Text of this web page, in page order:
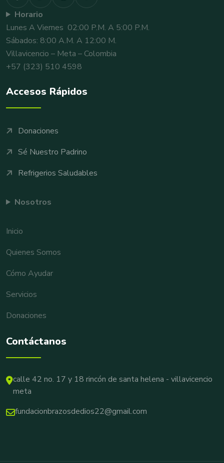
Horario
Lunes A Viernes 02:00 P.m. A 5:00 P.m.
Sábados: 8:00 A.m. A 12:00 M.
Villavicencio – Meta – Colombia
+57 (323) 510 4598
Accesos Rápidos
Donaciones
Sé Nuestro Padrino
Refrigerios Saludables
Nosotros
Inicio
Quienes Somos
Cómo Ayudar
Servicios
Donaciones
Contáctanos
calle 42 no. 17 y 18 rincón de santa helena - villavicencio
meta
fundacionbrazosdedios22@gmail.com